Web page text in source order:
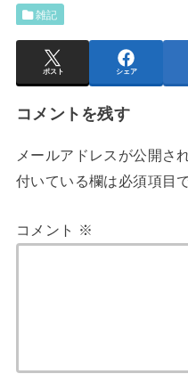
雑記
ポスト シェア
コメントを残す
メールアドレスが公開さ
付いている欄は必須項目
コメント ※